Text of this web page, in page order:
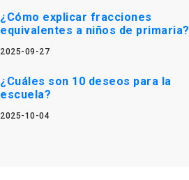
¿Cómo explicar fracciones
equivalentes a niños de primaria?
2025-09-27
¿Cuáles son 10 deseos para la
escuela?
2025-10-04